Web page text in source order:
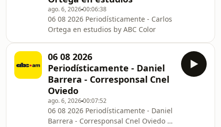
ago. 6, 202600:06:38
06 08 2026 Periodísticamente - Carlos
Ortega en estudios by ABC Color
06 08 2026
Periodísticamente - Daniel
Barrera - Corresponsal Cnel
Oviedo
ago. 6, 202600:07:52
06 08 2026 Periodísticamente - Daniel
Barrera - Corresponsal Cnel Oviedo by